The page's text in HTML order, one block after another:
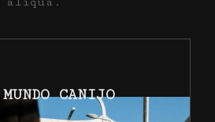
MUNDO CANIJO